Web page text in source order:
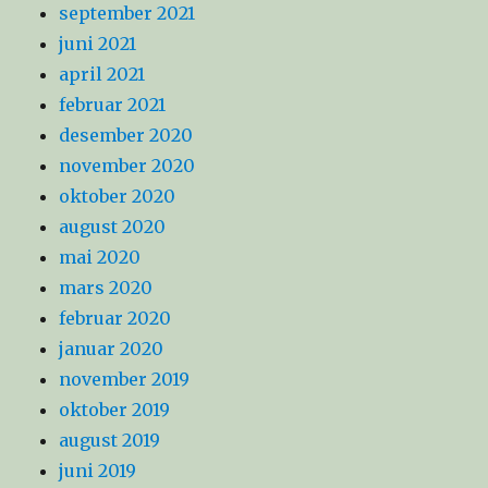
september 2021
juni 2021
april 2021
februar 2021
desember 2020
november 2020
oktober 2020
august 2020
mai 2020
mars 2020
februar 2020
januar 2020
november 2019
oktober 2019
august 2019
juni 2019